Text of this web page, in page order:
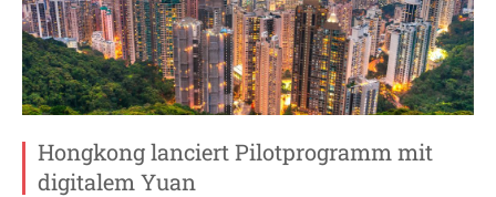
Hongkong lanciert Pilotprogramm mit
digitalem Yuan